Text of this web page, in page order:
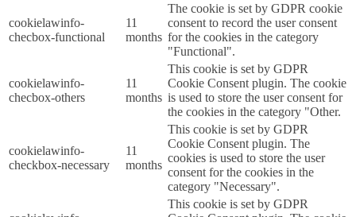
cookielawinfo-
checbox-functional
11
months
The cookie is set by GDPR cookie
consent to record the user consent
for the cookies in the category
"Functional".
cookielawinfo-
checbox-others
11
months
This cookie is set by GDPR
Cookie Consent plugin. The cookie
is used to store the user consent for
the cookies in the category "Other.
cookielawinfo-
checkbox-necessary
11
months
This cookie is set by GDPR
Cookie Consent plugin. The
cookies is used to store the user
consent for the cookies in the
category "Necessary".
This cookie is set by GDPR